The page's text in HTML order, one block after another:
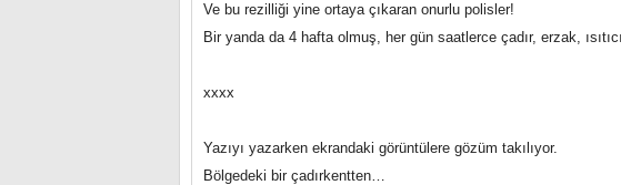
Ve bu rezilliği yine ortaya çıkaran onurlu polisler!
Bir yanda da 4 hafta olmuş, her gün saatlerce çadır, erzak,
xxxx
Yazıyı yazarken ekrandaki görüntülere gözüm takılıyor.
Bölgedeki bir çadırkentten…